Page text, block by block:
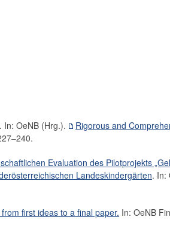
In: OeNB (Hrg.).
Rigorous and
Evaluation des Pilotprojekts
Landeskindergärten. In:
first ideas to a final paper. In: OeNB